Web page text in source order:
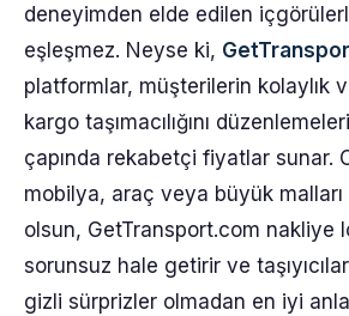
deneyimden elde edilen
eşleşmez. Neyse ki,
platformlar, müşterilerin kolaylık
kargo taşımacılığını
çapında rekabetçi fiyatlar sunar.
mobilya, araç veya büyük malları
olsun, GetTransport.com nakliye
sorunsuz hale getirir ve
gizli sürprizler olmadan en iyi